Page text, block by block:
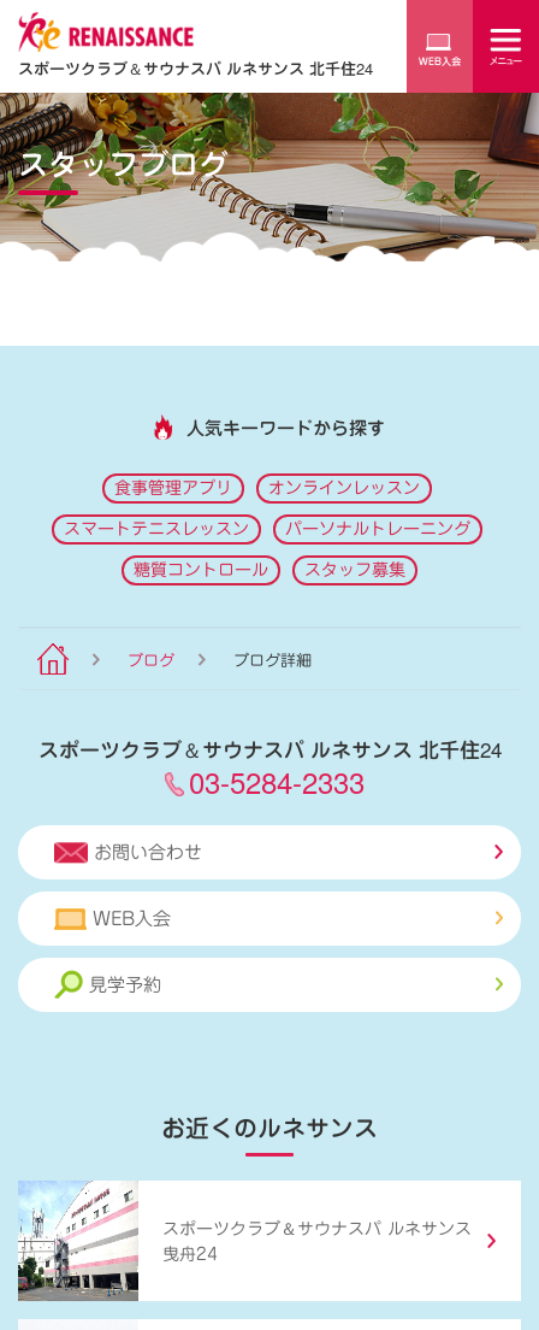
スポーツクラブ＆サウナスパ ルネサンス 北千住24
スタッフブログ
人気キーワードから探す
食事管理アプリ オンラインレッスン
スマートテニスレッスン パーソナルトレーニング
糖質コントロール スタッフ募集
ブログ ブログ詳細
スポーツクラブ＆サウナスパ ルネサンス 北千住24
03-5284-2333
お問い合わせ
WEB入会
見学予約
お近くのルネサンス
スポーツクラブ ＆ サウナスパ ルネサンス
曳舟24